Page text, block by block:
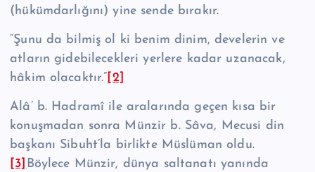
(hükümdarlığını) yine sende bırakır.
“Şunu da bilmiş ol ki benim dinim, develerin ve
atların gidebilecekleri yer­lere kadar uzanacak,
hâkim olacaktır.” [2]
Alâ’ b. Hadramî ile aralarında geçen kısa bir
konuşmadan sonra Münzir b. Sâva, Mecusi din
başkanı Sibuht’la birlikte Müslüman ol­du.
[3] Böylece Münzir, dünya saltanatı yanında